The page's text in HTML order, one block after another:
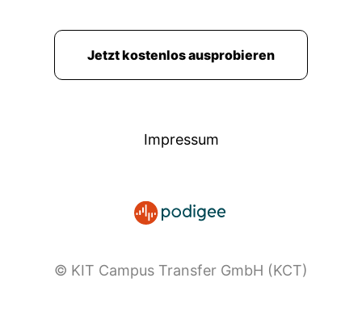
Jetzt kostenlos ausprobieren
Impressum
© KIT Campus Transfer GmbH (KCT)